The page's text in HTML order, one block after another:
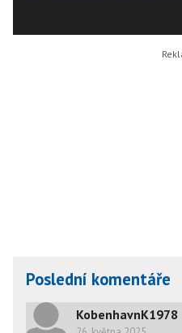
Poslední komentáře
KobenhavnK1978